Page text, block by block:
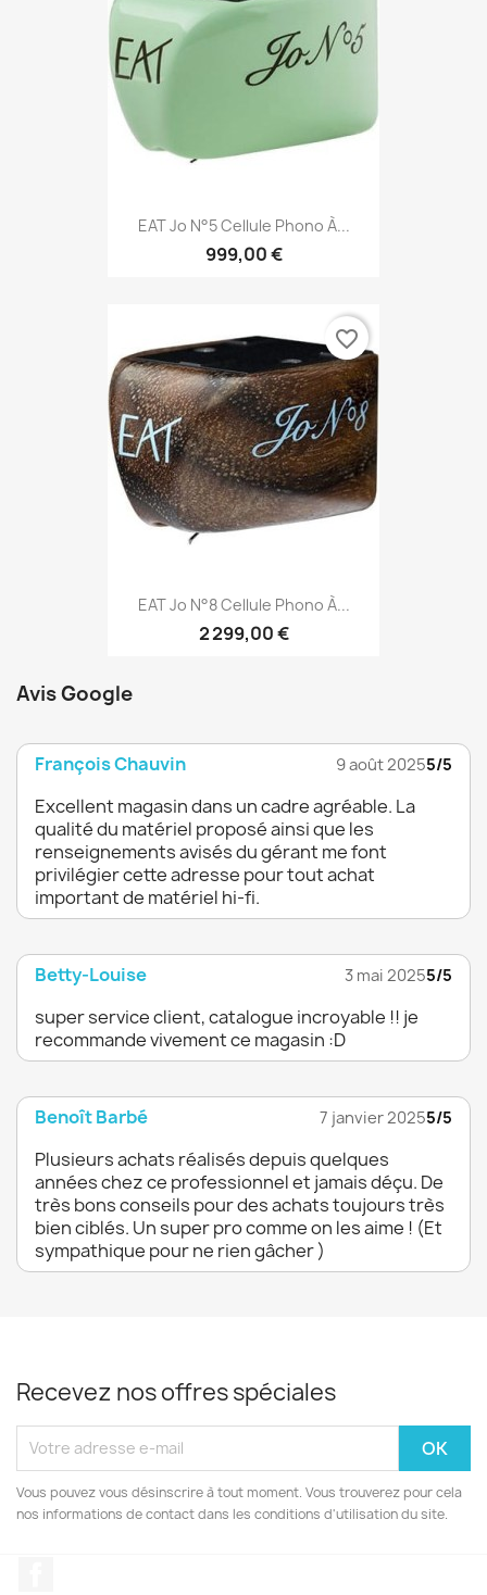
EAT Jo N°5 Cellule Phono À...
999,00 €
EAT Jo N°8 Cellule Phono À...
2 299,00 €
favorite_border
Avis Google
François Chauvin 9 août 20255/5
Excellent magasin dans un cadre agréable. La
qualité du matériel proposé ainsi que les
renseignements avisés du gérant me font
privilégier cette adresse pour tout achat
important de matériel hi-fi.
Betty-Louise 3 mai 20255/5
super service client, catalogue incroyable !! je
recommande vivement ce magasin :D
Benoît Barbé 7 janvier 20255/5
Plusieurs achats réalisés depuis quelques
années chez ce professionnel et jamais déçu. De
très bons conseils pour des achats toujours très
bien ciblés. Un super pro comme on les aime ! (Et
sympathique pour ne rien gâcher )
Recevez nos offres spéciales
Vous pouvez vous désinscrire à tout moment. Vous trouverez pour cela
nos informations de contact dans les conditions d'utilisation du site.